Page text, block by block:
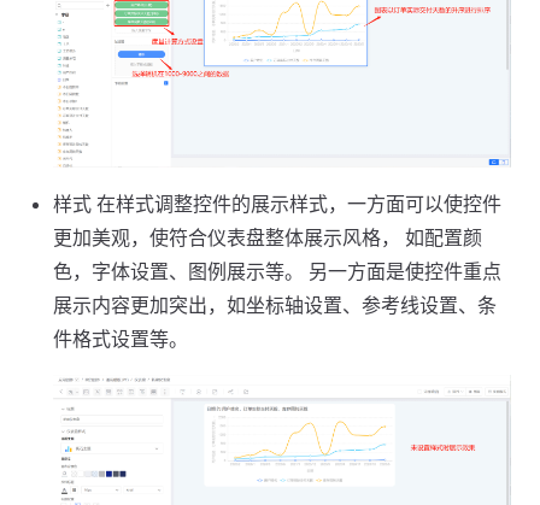
样式 在样式调整控件的展示样式，一方面可以使控件
更加美观，使符合仪表盘整体展示风格， 如配置颜
色，字体设置、图例展示等。 另一方面是使控件重点
展示内容更加突出，如坐标轴设置、参考线设置、条
件格式设置等。